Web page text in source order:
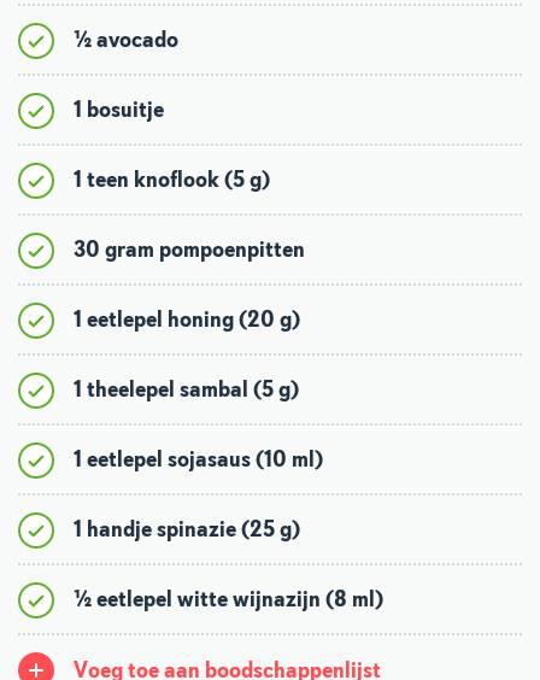
½ avocado
1 bosuitje
1 teen knoflook (5 g)
30 gram pompoenpitten
1 eetlepel honing (20 g)
1 theelepel sambal (5 g)
1 eetlepel sojasaus (10 ml)
1 handje spinazie (25 g)
½ eetlepel witte wijnazijn (8 ml)
Voeg toe aan boodschappenlijst